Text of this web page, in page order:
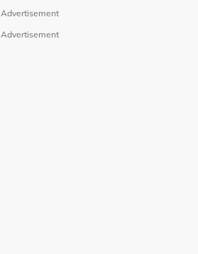
Advertisement
Advertisement